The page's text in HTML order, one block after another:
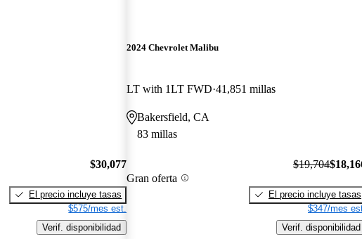
$30,077
El precio incluye tasas
$575/mes est.
Verif. disponibilidad
2024 Chevrolet Malibu
LT with 1LT FWD 41,851 millas
Bakersfield, CA
83 millas
Gran oferta
$19,704
El precio incluye tasas
$347/mes
Verif. disponibilidad